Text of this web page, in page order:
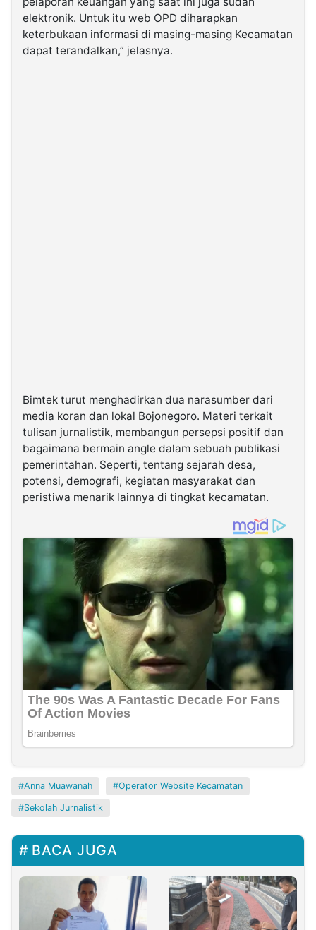
elektronik. Untuk itu web OPD diharapkan
keterbukaan informasi di masing-masing Kecamatan
dapat terandalkan,” jelasnya.
Bimtek turut menghadirkan dua narasumber dari
media koran dan lokal Bojonegoro. Materi terkait
tulisan jurnalistik, membangun persepsi positif dan
bagaimana bermain angle dalam sebuah publikasi
pemerintahan. Seperti, tentang sejarah desa,
potensi, demografi, kegiatan masyarakat dan
peristiwa menarik lainnya di tingkat kecamatan.
Anna Muawanah Operator Website Kecamatan
Sekolah Jurnalistik
BACA JUGA